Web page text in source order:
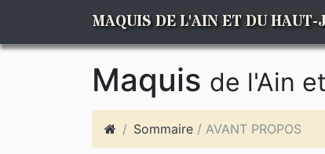
MAQUIS DE L'AIN ET DU HAUT-
Maquis de l'Ain
Sommaire / AVANT PROPOS